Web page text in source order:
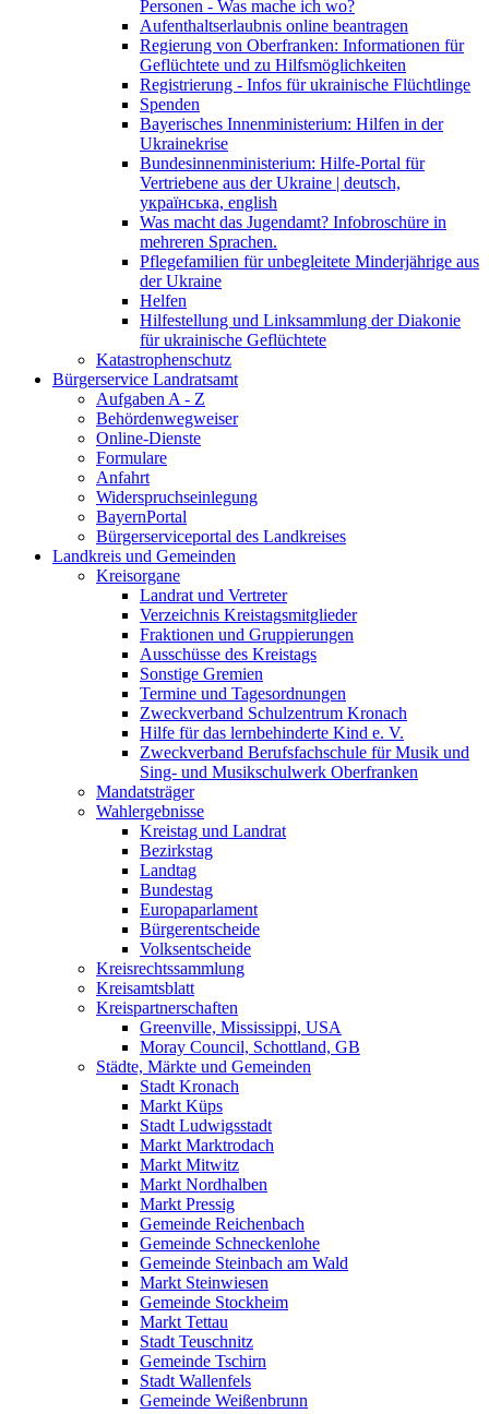
Personen - Was mache ich wo?
Aufenthaltserlaubnis online beantragen
Regierung von Oberfranken: Informationen für
Geflüchtete und zu Hilfsmöglichkeiten
Registrierung - Infos für ukrainische Flüchtlinge
Spenden
Bayerisches Innenministerium: Hilfen in der
Ukrainekrise
Bundesinnenministerium: Hilfe-Portal für
Vertriebene aus der Ukraine | deutsch,
українська, english
Was macht das Jugendamt? Infobroschüre in
mehreren Sprachen.
Pflegefamilien für unbegleitete Minderjährige aus
der Ukraine
Helfen
Hilfestellung und Linksammlung der Diakonie
für ukrainische Geflüchtete
Katastrophenschutz
Bürgerservice Landratsamt
Aufgaben A - Z
Behördenwegweiser
Online-Dienste
Formulare
Anfahrt
Widerspruchseinlegung
BayernPortal
Bürgerserviceportal des Landkreises
Landkreis und Gemeinden
Kreisorgane
Landrat und Vertreter
Verzeichnis Kreistagsmitglieder
Fraktionen und Gruppierungen
Ausschüsse des Kreistags
Sonstige Gremien
Termine und Tagesordnungen
Zweckverband Schulzentrum Kronach
Hilfe für das lernbehinderte Kind e. V.
Zweckverband Berufsfachschule für Musik und
Sing- und Musikschulwerk Oberfranken
Mandatsträger
Wahlergebnisse
Kreistag und Landrat
Bezirkstag
Landtag
Bundestag
Europaparlament
Bürgerentscheide
Volksentscheide
Kreisrechtssammlung
Kreisamtsblatt
Kreispartnerschaften
Greenville, Mississippi, USA
Moray Council, Schottland, GB
Städte, Märkte und Gemeinden
Stadt Kronach
Markt Küps
Stadt Ludwigsstadt
Markt Marktrodach
Markt Mitwitz
Markt Nordhalben
Markt Pressig
Gemeinde Reichenbach
Gemeinde Schneckenlohe
Gemeinde Steinbach am Wald
Markt Steinwiesen
Gemeinde Stockheim
Markt Tettau
Stadt Teuschnitz
Gemeinde Tschirn
Stadt Wallenfels
Gemeinde Weißenbrunn